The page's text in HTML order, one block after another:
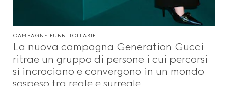
CAMPAGNE PUBBLICITARIE
La nuova campagna Generation Gucci
ritrae un gruppo di persone i cui percorsi
si incrociano e convergono in un mondo
sospeso tra reale e surreale.